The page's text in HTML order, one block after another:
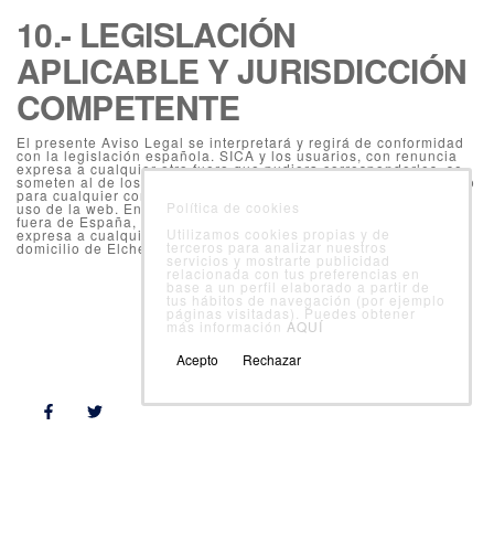
10.- LEGISLACIÓN
APLICABLE Y JURISDICCIÓN
COMPETENTE
El presente Aviso Legal se interpretará y regirá de conformidad
con la legislación española. SICA y los usuarios, con renuncia
expresa a cualquier otro fuero que pudiera corresponderles, se
someten al de los juzgados y tribunales del domicilio del usuario
para cualquier controversia que pudiera derivarse del acceso o
uso de la web. En el caso de que el usuario tenga su domicilio
fuera de España, SICA y el usuario, se someten, con renuncia
expresa a cualquier otro fuero, a los juzgados y tribunales del
domicilio de Elche
Política de cookies
Utilizamos cookies propias y de
terceros para analizar nuestros
servicios y mostrarte publicidad
relacionada con tus preferencias en
base a un perfil elaborado a partir de
tus hábitos de navegación (por ejemplo
páginas visitadas). Puedes obtener
más información AQUÍ
Acepto
Rechazar